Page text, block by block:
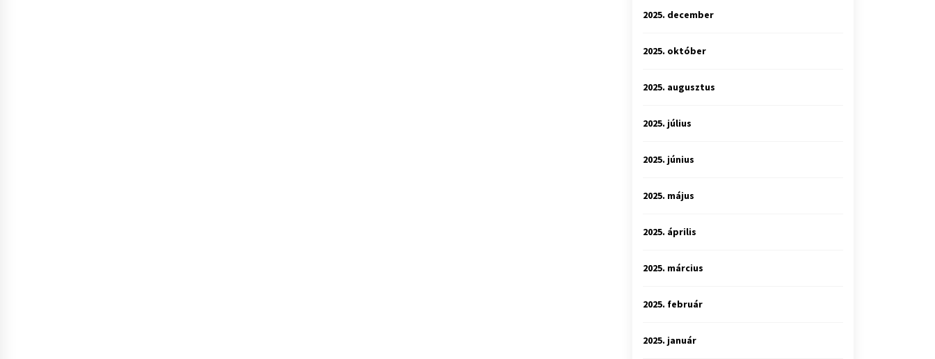
2025. december
2025. október
2025. augusztus
2025. július
2025. június
2025. május
2025. április
2025. március
2025. február
2025. január